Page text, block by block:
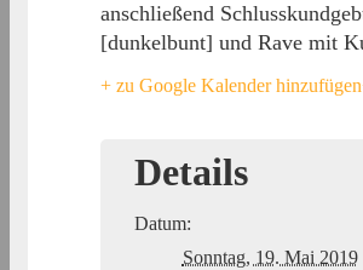
anschließend
[dunkelbunt] und Rave mit
+ zu Google Kalender hinzufügen
Details
Datum:
Sonntag, 19. Mai 2019